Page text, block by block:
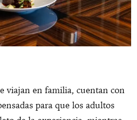
viajan en familia, cuentan con
para que los adultos